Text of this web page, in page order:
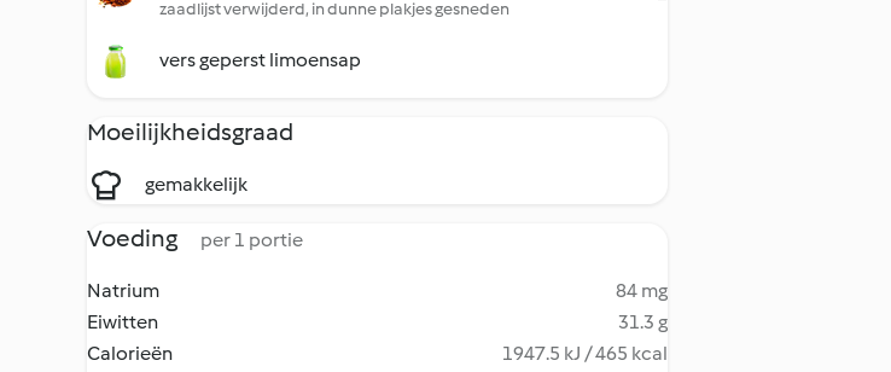
zaadlijst verwijderd, in dunne plakjes gesneden
vers geperst limoensap
Moeilijkheidsgraad
gemakkelijk
Voeding per 1 portie
Natrium
84 mg
Eiwitten
31.3 g
Calorieën
1947.5 kJ / 465 kcal